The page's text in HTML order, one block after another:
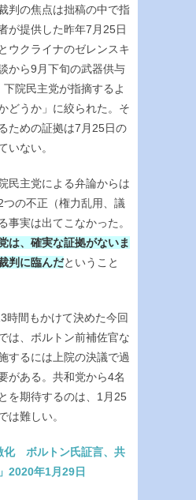
判の焦点は拙稿の中で指
が提供した昨年7月25日
ウクライナのゼレンスキ
から9月下旬の武器供与
院民主党が指摘するよ
どうか」に絞られた。そ
ための証拠は7月25日の
いない。
民主党による弁論からは
つの不正（権力乱用、議
事実は出てこなかった。
は、確実な証拠がないま
判に臨んだということ
時間もかけて決めた今回
は、ボルトン前補佐官な
するには上院の決議で過
がある。共和党から4名
を期待するのは、1月25
は難しい。
化 ボルトン氏証言、共
2020年1月29日